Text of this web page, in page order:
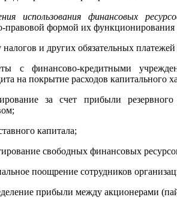
использования финансовых
правовой формой их
налогов и других обязательных
с финансово-кредитными
на покрытие расходов капитального
за счет прибыли
капитала;
свободных финансовых
поощрение сотрудников
прибыли между акционерами